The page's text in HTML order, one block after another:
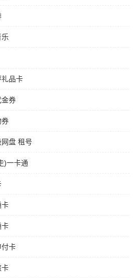
品卡
金券
券
盘 租号
)一卡通
卡
卡
付卡
卡